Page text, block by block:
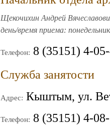
Щекочихин Андрей
день/время приема:
Телефон: 8 (35151) 4-
Служба занятости
Адрес: Кыштым, ул.
Телефон: 8 (35151) 4-